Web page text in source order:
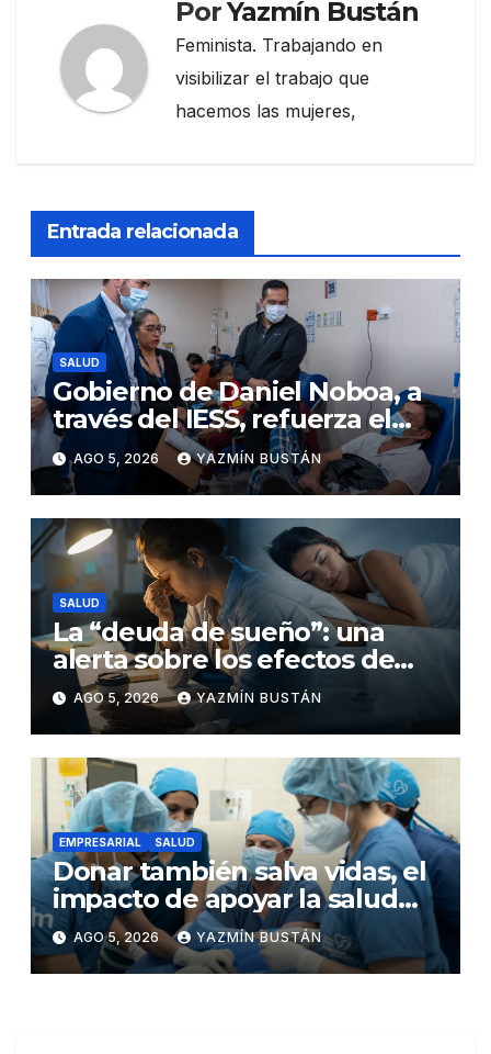
PorYazmín Bustán
Feminista. Trabajando en
visibilizar el trabajo que
hacemos las mujeres,
Entrada relacionada
SALUD
Gobierno de Daniel Noboa, a
través del IESS, refuerza el
abastecimiento de insulina
en 86 establecimientos de
salud
AGO 5, 2026 YAZMÍN BUSTÁN
SALUD
La “deuda de sueño”: una
alerta sobre los efectos de
dormir mal en la salud física y
mental
AGO 5, 2026 YAZMÍN BUSTÁN
EMPRESARIAL SALUD
Donar también salva vidas, el
impacto de apoyar la salud
infantil en Ecuador
AGO 5, 2026 YAZMÍN BUSTÁN